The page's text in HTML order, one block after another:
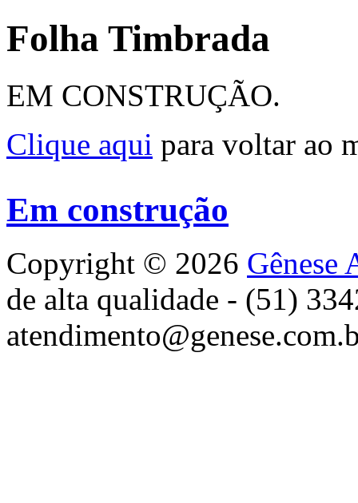
Folha Timbrada
EM CONSTRUÇÃO.
Clique aqui para voltar ao
Em construção
Copyright © 2026 Gênese
de alta qualidade - (51)